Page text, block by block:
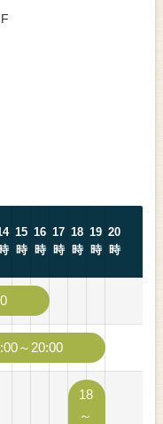
15
時
16
時
17
時
18
時
19
時
20
時
～20:00
18
～